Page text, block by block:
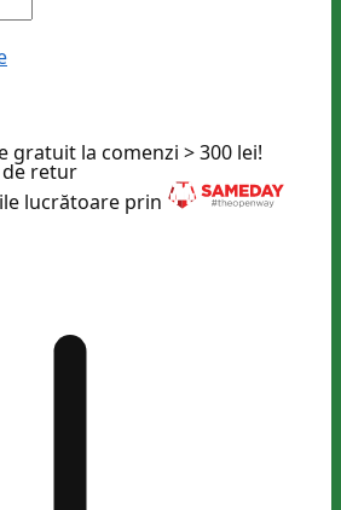
gratuit la comenzi >300 lei!
retur
lucrătoare prin